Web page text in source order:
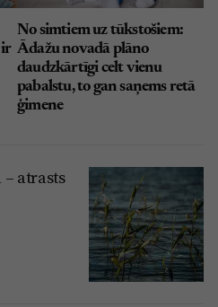
ir
No simtiem uz tūkstošiem:
Ādažu novadā plāno
daudzkārtīgi celt vienu
pabalstu, to gan saņems retā
ģimene
– atrasts